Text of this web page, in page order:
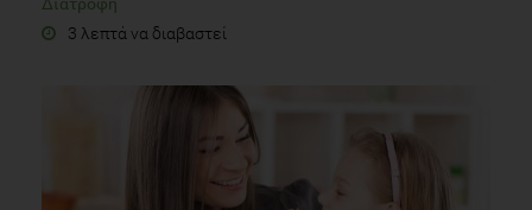
3 λεπτά να διαβαστεί